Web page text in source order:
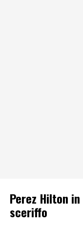
Perez Hilton
sceriffo